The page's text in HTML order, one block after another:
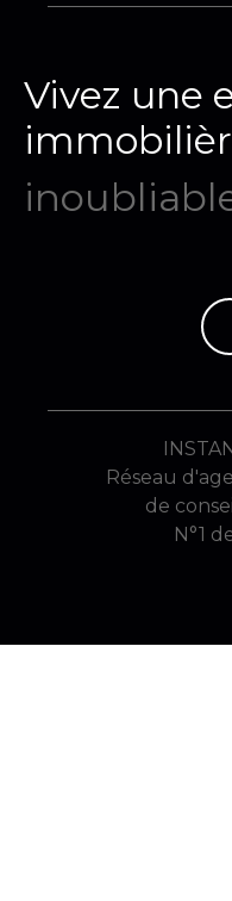
Vivez une
mémor|
Réseau
de
N°1